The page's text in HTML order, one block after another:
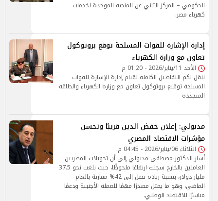
الحكومي – المركز الثاني عن المنصة الموحدة لخدمات
كهرباء مصر.
إدارة الإشارة للقوات المسلحة توقع بروتوكول
تعاون مع وزارة الكهرباء
الأحد 11/يناير/2026 - 01:20 م
ننقل لكم التفاصيل الكاملة لقيام إدارة الإشارة للقوات
المسلحة توقيع بروتوكول تعاون مع وزارة الكهرباء والطاقة
المتجددة
مدبولي: إعلان خفض الدين قريبًا وتحسن
مؤشرات الاقتصاد المصري
الثلاثاء 06/يناير/2026 - 04:45 م
أشار الدكتور مصطفى مدبولي إلى أن تحويلات المصريين
العاملين بالخارج سجلت ارتفاعًا ملحوظًا، حيث بلغت نحو 37.5
مليار دولار، بنسبة زيادة تصل إلى 42% مقارنة بالعام
الماضي، وهو ما يمثل مصدرًا مهمًا للعملة الأجنبية ودعمًا
مباشرًا للاقتصاد الوطني.